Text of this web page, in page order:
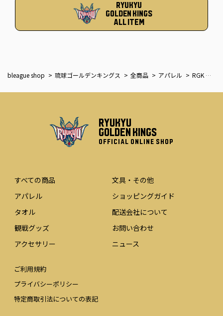
RYUKYU
GOLDEN KINGS
ALL ITEM
bleague shop 琉球ゴールデンキングス 全商品 アパレル RGK フーディー25-26 [KINGSロゴ]
RYUKYU
GOLDEN KINGS
OFFICIAL ONLINE SHOP
すべての商品
アパレル
タオル
観戦グッズ
アクセサリー
文具・その他
ショッピングガイド
配送会社について
お問い合わせ
ニュース
ご利用規約
プライバシーポリシー
特定商取引法についての表記